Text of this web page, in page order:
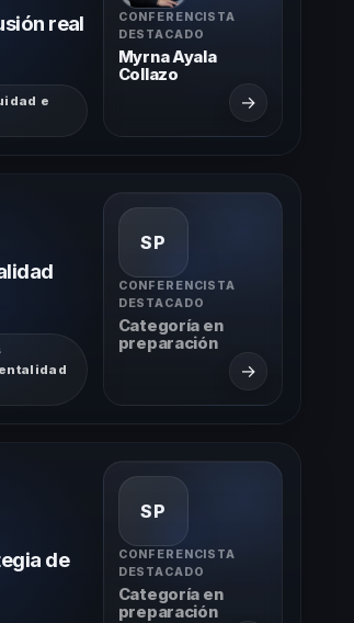
real
e
CONFERENCISTA
DESTACADO
Myrna Ayala
Collazo
→
SP
CONFERENCISTA
DESTACADO
Categoría en
preparación
→
de
SP
CONFERENCISTA
DESTACADO
Categoría en
preparación